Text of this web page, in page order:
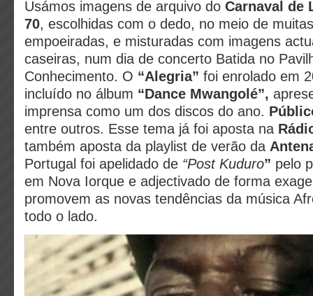
Usámos imagens de arquivo do Carnaval de
70, escolhidas com o dedo, no meio de
empoeiradas, e misturadas com imagens
caseiras, num dia de concerto Batida no
Conhecimento. O “Alegria” foi enrolado em
incluído no álbum “Dance Mwangolé”,
imprensa como um dos discos do ano.
entre outros. Esse tema já foi aposta na
também aposta da playlist de verão da
Portugal foi apelidado de “Post Kuduro” pelo
em Nova Iorque e adjectivado de forma
promovem as novas tendências da música
todo o lado.